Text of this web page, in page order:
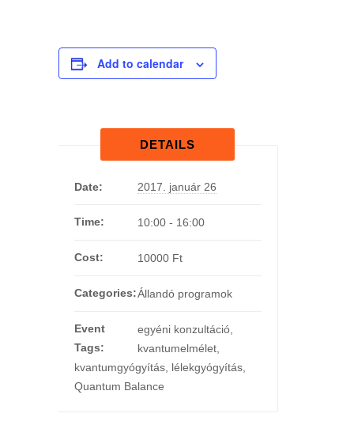
Add to calendar
DETAILS
Date: 2017. január 26
Time: 10:00 - 16:00
Cost: 10000 Ft
Categories:Állandó programok
Event
Tags:
egyéni konzultáció,
kvantumelmélet,
kvantumgyógyítás, lélekgyógyítás,
Quantum Balance